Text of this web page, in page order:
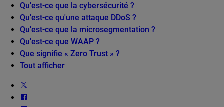
Qu'est-ce que la cybersécurité ?
Qu'est-ce qu'une attaque DDoS ?
Qu'est-ce que la microsegmentation ?
Qu'est-ce que WAAP ?
Que signifie « Zero Trust » ?
Tout afficher